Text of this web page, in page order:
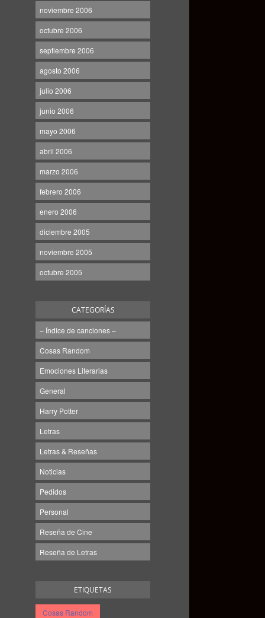
noviembre 2006
octubre 2006
septiembre 2006
agosto 2006
julio 2006
junio 2006
mayo 2006
abril 2006
marzo 2006
febrero 2006
enero 2006
diciembre 2005
noviembre 2005
octubre 2005
CATEGORÍAS
– Índice de canciones –
Cosas Random
Emociones Literarias
General
Harry Potter
Letras
Letras & Reseñas
Noticias
Pedidos
Personal
Reseña de Cine
Reseña de Letras
ETIQUETAS
Cosas Random